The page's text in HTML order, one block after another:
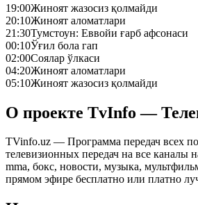
19:00Жиноят жазосиз қолмайди
20:10Жиноят аломатлари
21:30Тумстоун: Еввойи ғарб афсонаси
00:10Ўғил бола гап
02:00Соялар ўлкаси
04:20Жиноят аломатлари
05:10Жиноят жазосиз қолмайди
О проекте TvInfo —
TVinfo.uz — Программа передач всех
телевизионных передач на все каналы
mma, бокс, новости, музыка,
прямом эфире бесплатно или платно